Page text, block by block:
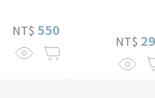
NT$ 550
NT$